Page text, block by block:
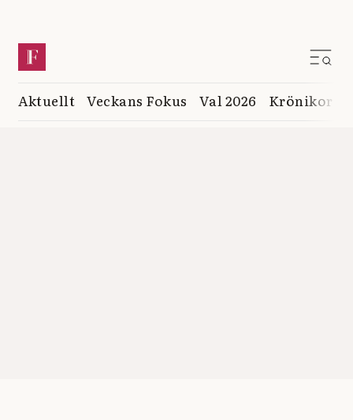
Aktuellt Veckans Fokus Val 2026 Krönikor